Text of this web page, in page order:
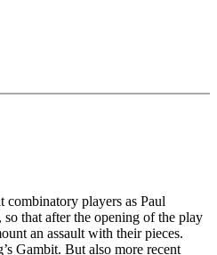
combinatory players as Paul
that after the opening of the play
an assault with their pieces.
Gambit. But also more recent